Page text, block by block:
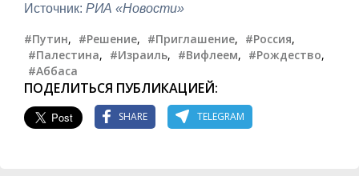
Источник: РИА «Новости»
#Путин, #Решение, #Приглашение, #Россия,
#Палестина, #Израиль, #Вифлеем, #Рождество,
#Аббаса
ПОДЕЛИТЬСЯ ПУБЛИКАЦИЕЙ:
SHARE TELEGRAM